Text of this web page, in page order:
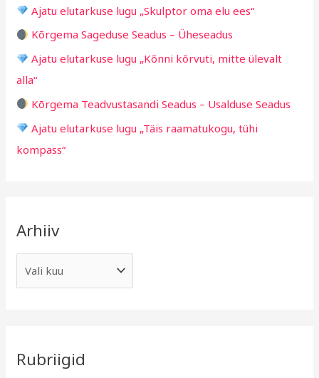
o
r
:
Ajatu elutarkuse lugu „Skulptor oma elu ees“
Kõrgema Sageduse Seadus – Üheseadus
Ajatu elutarkuse lugu „Kõnni kõrvuti, mitte ülevalt
alla“
Kõrgema Teadvustasandi Seadus – Usalduse Seadus
Ajatu elutarkuse lugu „Täis raamatukogu, tühi
kompass“
Arhiiv
Rubriigid
i
d